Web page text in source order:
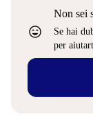
sentiment_very_satisfied
Non sei
Se hai
per